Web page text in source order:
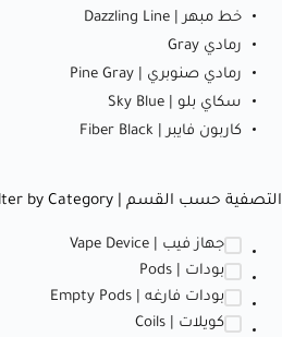
خط مبهر | Dazzling Line
رمادي Gray
رمادي صنوبري | Pine Gray
سكاي بلو | Sky Blue
كاربون فايبر | Fiber Black
التصفية حسب القسم | Filter by Category
جهاز فيب | Vape Device
بودات | Pods
بودات فارغه | Empty Pods
كويلات | Coils